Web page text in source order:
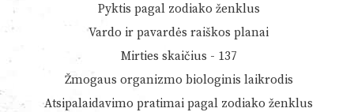
Pyktis pagal zodiako ženklus
Vardo ir pavardės raiškos planai
Mirties skaičius - 137
Žmogaus organizmo biologinis laikrodis
Atsipalaidavimo pratimai pagal zodiako ženklus